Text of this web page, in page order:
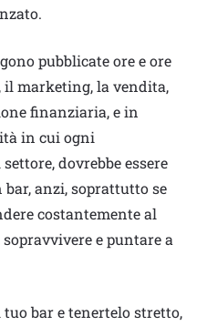
pubblicate ore e ore
marketing, la vendita,
finanziaria, e in
in cui ogni
dovrebbe essere
anzi, soprattutto se
costantemente al
e puntare a
bar e tenertelo stretto,